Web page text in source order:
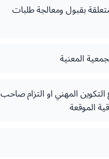
من لجنة القابلية طبقا للدورية رقم 377 بتاريخ 13 فبراير 2014 المتعلقة بقبول ومعالجة طلبات
المعنية
المهني او التزام صاحب
الموقعة